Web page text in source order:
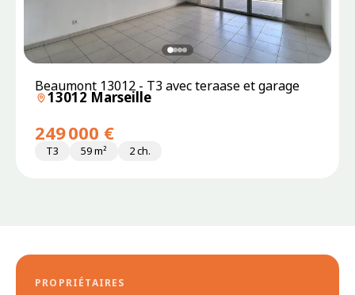
Beaumont 13012 - T3 avec teraase et garage
13012 Marseille
249 000 €
T3 59 m² 2 ch.
PROPRIÉTAIRES